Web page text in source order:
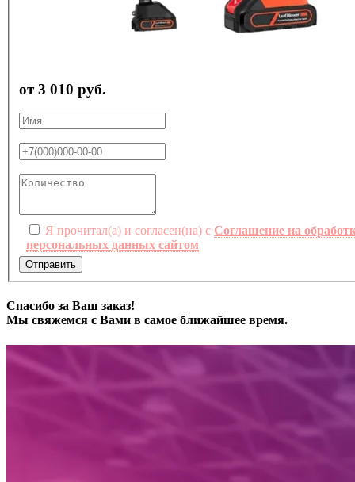
от 3 010 руб.
Я прочитал(а) и согласен(на) с Соглашение на
персональных данных сайтом
Отправить
Спасибо за Ваш заказ!
Мы свяжемся с Вами в самое ближайшее время.